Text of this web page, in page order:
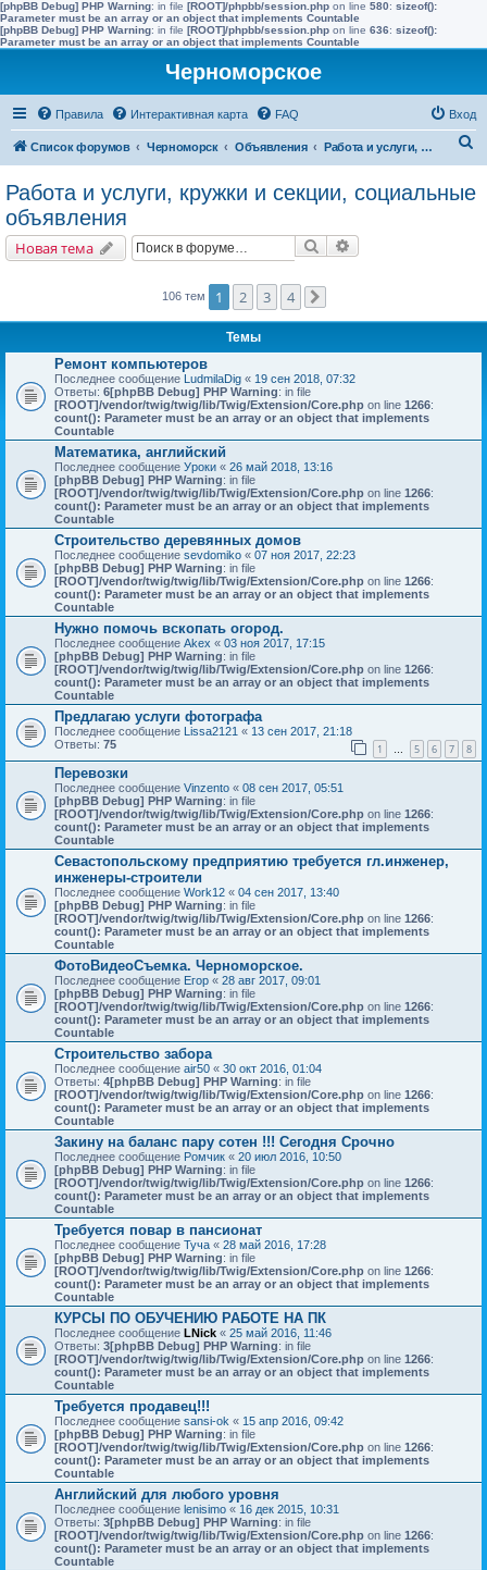
[phpBB Debug] PHP Warning: in file [ROOT]/phpbb/session.php on line 580: sizeof():
Parameter must be an array or an object that implements Countable
[phpBB Debug] PHP Warning: in file [ROOT]/phpbb/session.php on line 636: sizeof():
Parameter must be an array or an object that implements Countable
Черноморское
Правила Интерактивная карта FAQ Вход
Список форумов Черноморск Объявления Работа и услуги, кружки и секции, социальные объявления
и
Работа и услуги, кружки и секции, социальные
объявления
Новая тема Поиск
106 тем 1 2 3 4
Темы
Ремонт компьютеров
Последнее сообщение LudmilaDig « 19 сен 2018, 07:32
Ответы: 6[phpBB Debug] PHP Warning: in file
[ROOT]/vendor/twig/twig/lib/Twig/Extension/Core.php on line 1266:
count(): Parameter must be an array or an object that implements
Countable
Математика, английский
Последнее сообщение Уроки « 26 май 2018, 13:16
[phpBB Debug] PHP Warning: in file
[ROOT]/vendor/twig/twig/lib/Twig/Extension/Core.php on line 1266:
count(): Parameter must be an array or an object that implements
Countable
Строительство деревянных домов
Последнее сообщение sevdomiko « 07 ноя 2017, 22:23
[phpBB Debug] PHP Warning: in file
[ROOT]/vendor/twig/twig/lib/Twig/Extension/Core.php on line 1266:
count(): Parameter must be an array or an object that implements
Countable
Нужно помочь вскопать огород.
Последнее сообщение Akex « 03 ноя 2017, 17:15
[phpBB Debug] PHP Warning: in file
[ROOT]/vendor/twig/twig/lib/Twig/Extension/Core.php on line 1266:
count(): Parameter must be an array or an object that implements
Countable
Предлагаю услуги фотографа
Последнее сообщение Lissa2121 « 13 сен 2017, 21:18
Ответы: 75 1 … 5 6 7 8
Перевозки
Последнее сообщение Vinzento « 08 сен 2017, 05:51
[phpBB Debug] PHP Warning: in file
[ROOT]/vendor/twig/twig/lib/Twig/Extension/Core.php on line 1266:
count(): Parameter must be an array or an object that implements
Countable
Севастопольскому предприятию требуется гл.инженер,
инженеры-строители
Последнее сообщение Work12 « 04 сен 2017, 13:40
[phpBB Debug] PHP Warning: in file
[ROOT]/vendor/twig/twig/lib/Twig/Extension/Core.php on line 1266:
count(): Parameter must be an array or an object that implements
Countable
ФотоВидеоСъемка. Черноморское.
Последнее сообщение Егор « 28 авг 2017, 09:01
[phpBB Debug] PHP Warning: in file
[ROOT]/vendor/twig/twig/lib/Twig/Extension/Core.php on line 1266:
count(): Parameter must be an array or an object that implements
Countable
Строительство забора
Последнее сообщение air50 « 30 окт 2016, 01:04
Ответы: 4[phpBB Debug] PHP Warning: in file
[ROOT]/vendor/twig/twig/lib/Twig/Extension/Core.php on line 1266:
count(): Parameter must be an array or an object that implements
Countable
Закину на баланс пару сотен !!! Сегодня Срочно
Последнее сообщение Ромчик « 20 июл 2016, 10:50
[phpBB Debug] PHP Warning: in file
[ROOT]/vendor/twig/twig/lib/Twig/Extension/Core.php on line 1266:
count(): Parameter must be an array or an object that implements
Countable
Требуется повар в пансионат
Последнее сообщение Туча « 28 май 2016, 17:28
[phpBB Debug] PHP Warning: in file
[ROOT]/vendor/twig/twig/lib/Twig/Extension/Core.php on line 1266:
count(): Parameter must be an array or an object that implements
Countable
КУРСЫ ПО ОБУЧЕНИЮ РАБОТЕ НА ПК
Последнее сообщение LNick « 25 май 2016, 11:46
Ответы: 3[phpBB Debug] PHP Warning: in file
[ROOT]/vendor/twig/twig/lib/Twig/Extension/Core.php on line 1266:
count(): Parameter must be an array or an object that implements
Countable
Требуется продавец!!!
Последнее сообщение sansi-ok « 15 апр 2016, 09:42
[phpBB Debug] PHP Warning: in file
[ROOT]/vendor/twig/twig/lib/Twig/Extension/Core.php on line 1266:
count(): Parameter must be an array or an object that implements
Countable
Английский для любого уровня
Последнее сообщение lenisimo « 16 дек 2015, 10:31
Ответы: 3[phpBB Debug] PHP Warning: in file
[ROOT]/vendor/twig/twig/lib/Twig/Extension/Core.php on line 1266:
count(): Parameter must be an array or an object that implements
Countable